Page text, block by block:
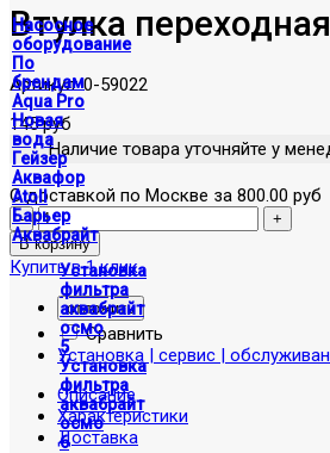
Насосное
оборудование
По
брендам
Aqua Pro
Новая
вода
Гейзер
Аквафор
Atoll
Барьер
Аквабрайт
Установка
фильтра
аквабрайт
осмо
5
Установка
фильтра
аквабрайт
осмо
6
Втулка
Артикул:0-59022
145 руб
Наличие товара уточняйте у
С доставкой по Москве за 800.00 руб
Купить в 1 клик
отложить
Сравнить
Установка | сервис |
Описание
Характеристики
Доставка